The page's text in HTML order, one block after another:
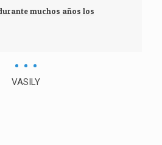
muchos años los
VASILY